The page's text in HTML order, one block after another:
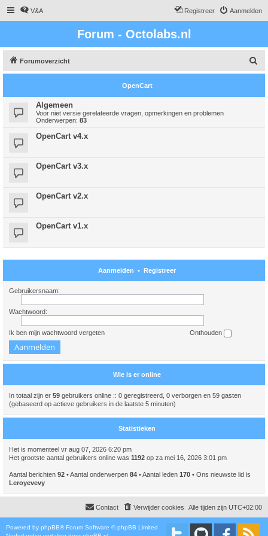
V&A Aanmelden
Registreer
Forum - Octolabs.nl
Forumoverzicht
o
OpenCart
Algemeen
Voor niet versie gerelateerde vragen, opmerkingen en problemen
Onderwerpen: 83
OpenCart v4.x
OpenCart v3.x
OpenCart v2.x
OpenCart v1.x
Aanmelden • Registreer
Gebruikersnaam:
Wachtwoord:
Ik ben mijn wachtwoord vergeten Onthouden
Wie is er online
In totaal zijn er 59 gebruikers online :: 0 geregistreerd, 0 verborgen en 59 gasten
(gebaseerd op actieve gebruikers in de laatste 5 minuten)
Statistieken
Het is momenteel vr aug 07, 2026 6:20 pm
Het grootste aantal gebruikers online was 1192 op za mei 16, 2026 3:01 pm
Aantal berichten 92 • Aantal onderwerpen 84 • Aantal leden 170 • Ons nieuwste lid is
Leroyevevy
Alle tijden zijn UTC+02:00
Verwijder cookies
Contact
Powered by phpBB® Forum Software © phpBB Limited